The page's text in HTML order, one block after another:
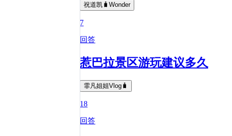
祝道凯🧳Wonder
7
回答
惹巴拉景区游玩建议多久
霏凡姐姐Vlog🧳
18
回答